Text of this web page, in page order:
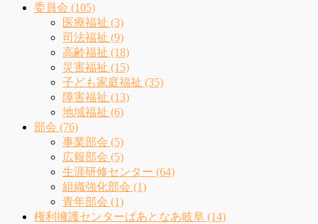
委員会 (105)
医療福祉 (3)
司法福祉 (9)
高齢福祉 (18)
災害福祉 (15)
子ども家庭福祉 (35)
障害福祉 (13)
地域福祉 (6)
部会 (76)
事業部会 (5)
広報部会 (5)
生涯研修センター (64)
組織強化部会 (1)
青年部会 (1)
権利擁護センターぱあとなあ岐阜 (14)